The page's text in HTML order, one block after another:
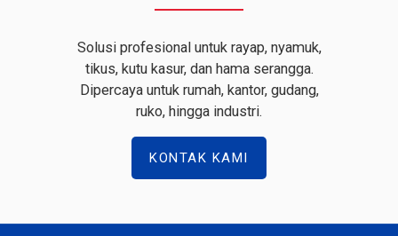
Solusi profesional untuk rayap, nyamuk,
tikus, kutu kasur, dan hama serangga.
Dipercaya untuk rumah, kantor, gudang,
ruko, hingga industri.
KONTAK KAMI